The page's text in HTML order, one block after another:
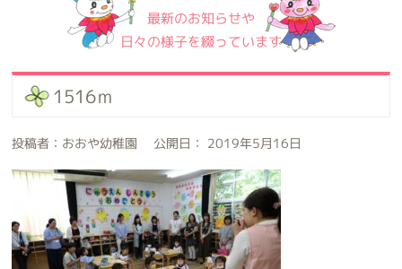
最新のお知らせや
日々の様子を綴っています
1516ｍ
投稿者：おおや幼稚園 公開日： 2019年5月16日